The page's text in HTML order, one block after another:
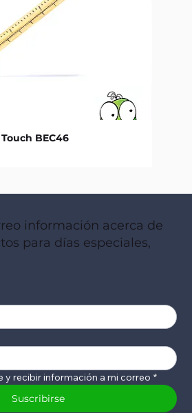
BEC46
información acerca de
para días especiales,
y recibir información a mi correo *
Suscribirse